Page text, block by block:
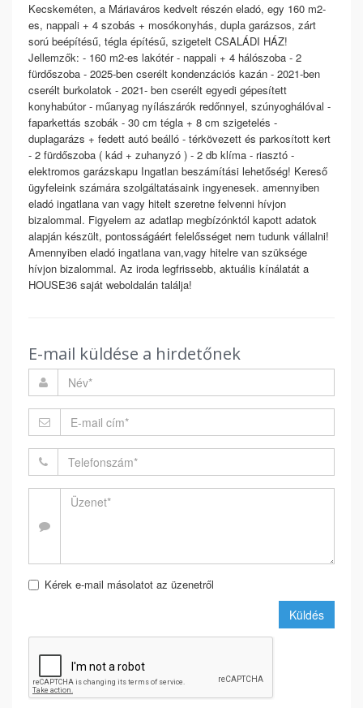
Kecskeméten, a Máriaváros kedvelt részén eladó, egy 160 m2-
es, nappali + 4 szobás + mosókonyhás, dupla garázsos, zárt
sorú beépítésű, tégla építésű, szigetelt CSALÁDI HÁZ!
Jellemzők: - 160 m2-es lakótér - nappali + 4 hálószoba - 2
fürdőszoba - 2025-ben cserélt kondenzációs kazán - 2021-ben
cserélt burkolatok - 2021- ben cserélt egyedi gépesített
konyhabútor - műanyag nyílászárók redőnnyel, szúnyoghálóval -
faparkettás szobák - 30 cm tégla + 8 cm szigetelés -
duplagarázs + fedett autó beálló - térkövezett és parkosított kert
- 2 fürdőszoba ( kád + zuhanyzó ) - 2 db klíma - riasztó -
elektromos garázskapu Ingatlan beszámítási lehetőség! Kereső
ügyfeleink számára szolgáltatásaink ingyenesek. amennyiben
eladó ingatlana van vagy hitelt szeretne felvenni hívjon
bizalommal. Figyelem az adatlap megbízónktól kapott adatok
alapján készült, pontosságáért felelősséget nem tudunk vállalni!
Amennyiben eladó ingatlana van,vagy hitelre van szüksége
hívjon bizalommal. Az iroda legfrissebb, aktuális kínálatát a
HOUSE36 saját weboldalán találja!
E-mail küldése a hirdetőnek
Kérek e-mail másolatot az üzenetről
Küldés